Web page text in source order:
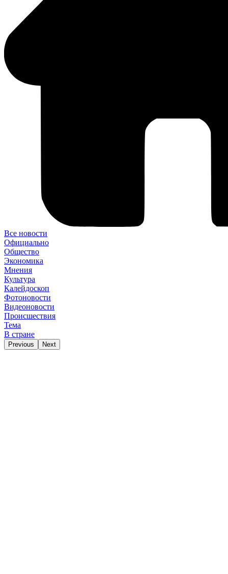
Все новости
Официально
Общество
Экономика
Мнения
Культура
Калейдоскоп
Фотоновости
Видеоновости
Происшествия
Тема
В стране
Previous Next